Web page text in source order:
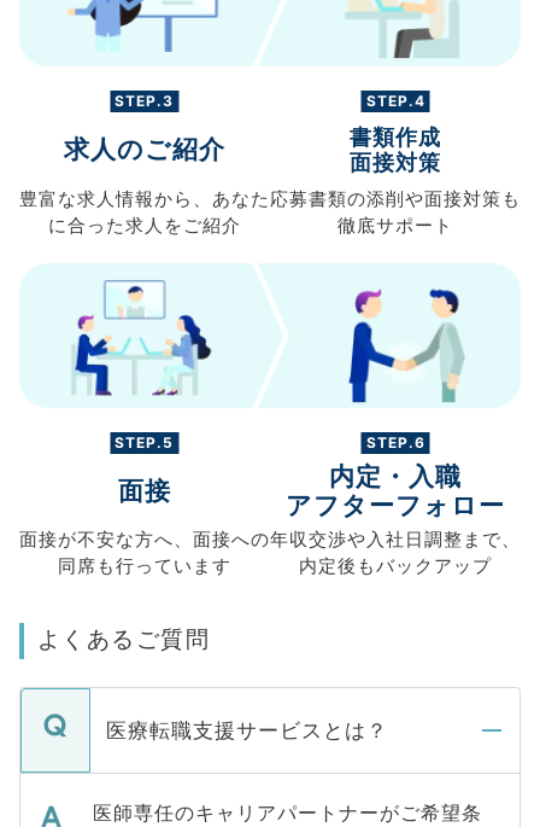
STEP.3
求人のご紹介
豊富な求人情報から、 あなた
に合った求人を ご紹介
STEP.4
書類作成
面接対策
応募書類の添削や面接対策も
徹底サポート
STEP.5
面接
面接が不安な方へ、 面接への
同席も行っています
STEP.6
内定・入職
アフターフォロー
年収交渉や入社日調整まで、
内定後もバックアップ
よくあるご質問
医療転職支援サービスとは？
医師専任のキャリアパートナーがご希望条